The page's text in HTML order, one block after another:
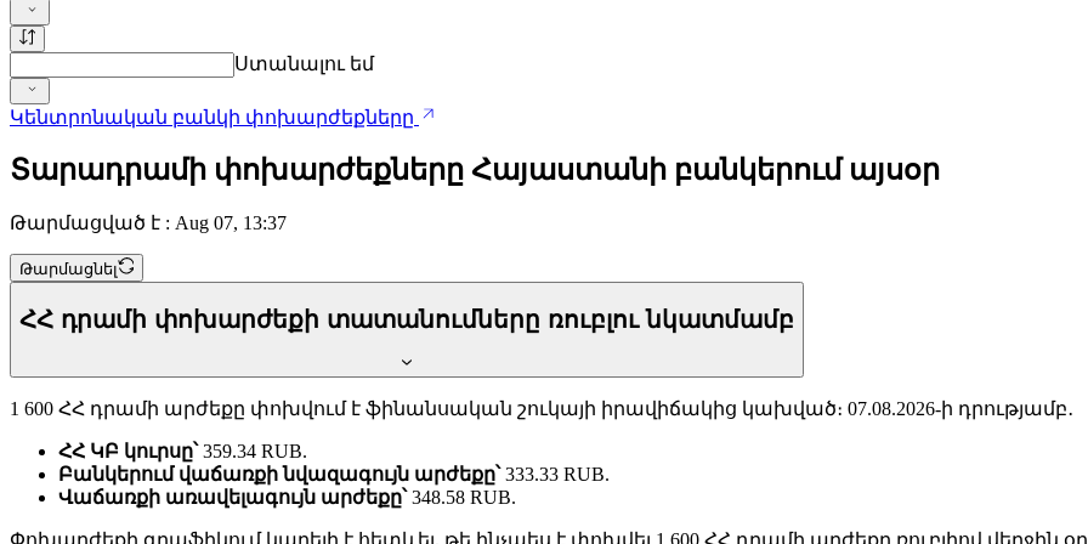
Ստանալու եմ
Կենտրոնական բանկի փոխարժեքները
Տարադրամի փոխարժեքները Հայաստանի բանկերում այսօր
Թարմացված է : Aug 07, 13:37
Թարմացնել
ՀՀ դրամի փոխարժեքի տատանումները ռուբլու նկատմամբ
1 600 ՀՀ դրամի արժեքը փոխվում է ֆինանսական շուկայի իրավիճակից կախված։ 07.08.2026-ի դրությամբ․
ՀՀ ԿԲ կուրսը՝359.34 RUB.
Բանկերում վաճառքի նվազագույն արժեքը՝333.33 RUB.
Վաճառքի առավելագույն արժեքը՝348.58 RUB.
Փոխարժեքի գրաֆիկում կարելի է հետևել, թե ինչպես է փոխվել 1 600 ՀՀ դրամի արժեքը ռուբլիով վերջին